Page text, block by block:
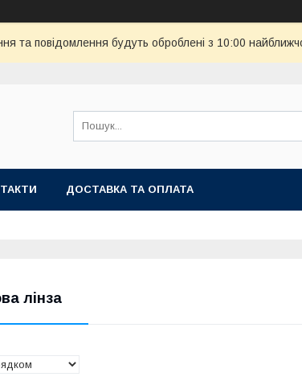
та повідомлення будуть оброблені з 10:00
ДОСТАВКА ТА ОПЛАТА
лінза